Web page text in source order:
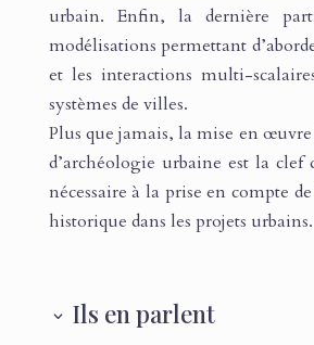
urbain. Enfin, la dernière
modélisations permettant
et les interactions multi-
systèmes de villes.
Plus que jamais, la mise en
d’archéologie urbaine est la clef
nécessaire à la prise en compte
historique dans les projets urbains.
Ils en parlent